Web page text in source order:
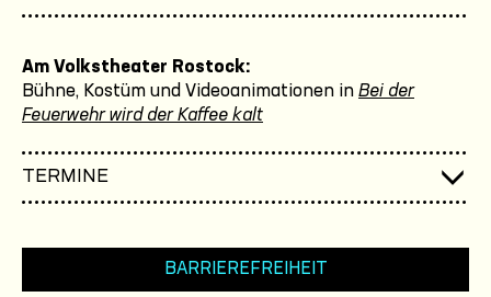
Am Volkstheater Rostock:
Bühne, Kostüm und Videoanimationen in Bei der
Feuerwehr wird der Kaffee kalt
TERMINE
BARRIEREFREIHEIT